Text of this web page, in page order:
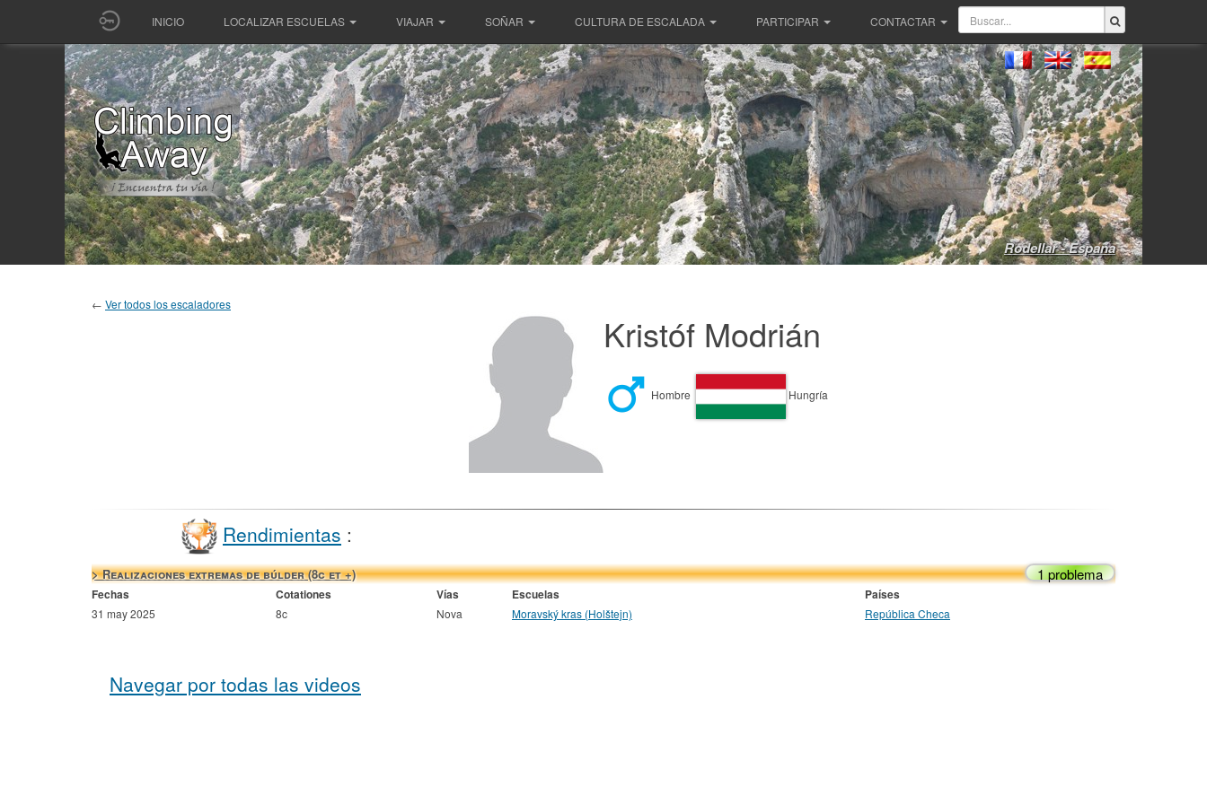
INICIO LOCALIZAR ESCUELAS VIAJAR SOÑAR CULTURA DE ESCALADA PARTICIPAR CONTACTAR
Rodellar - España
← Ver todos los escaladores
Kristóf Modrián
Hombre Hungría
Rendimientas :
> Realizaciones extremas de búlder (8c et +) 1 problema
Fechas Cotationes Vías Escuelas Países
31 may 2025 8c Nova Moravský kras (Holštejn) República Checa
Navegar por todas las videos